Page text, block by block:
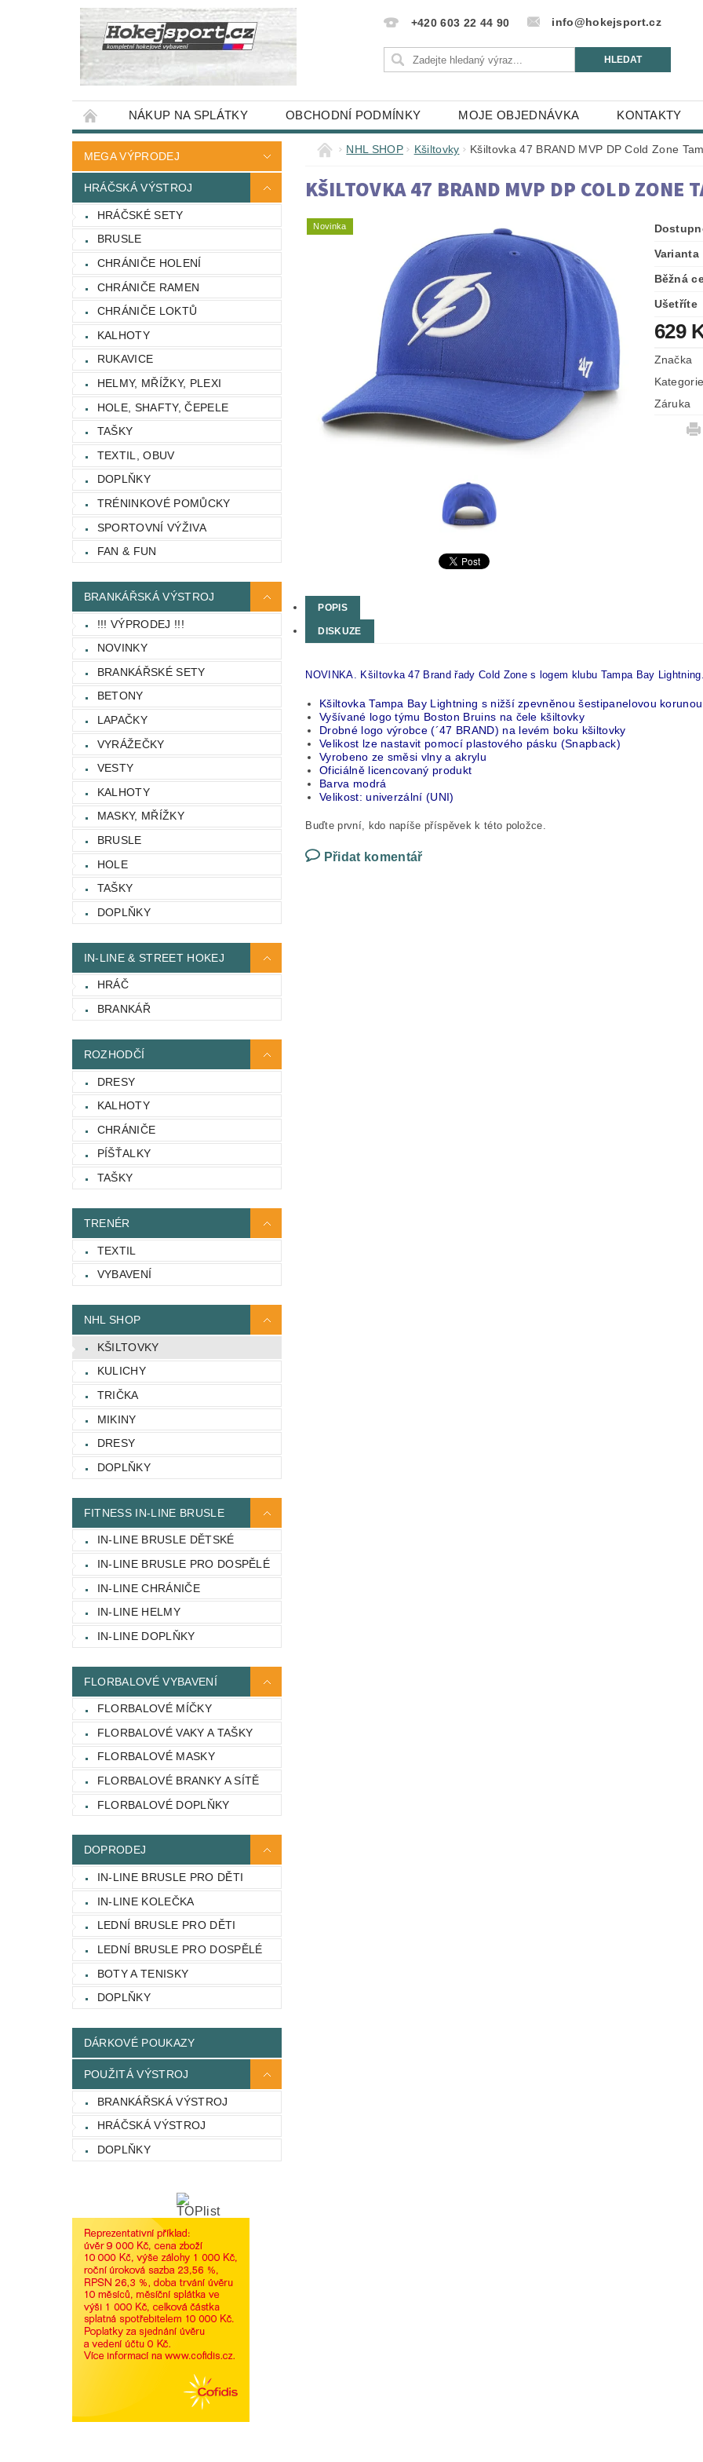
+420 603 22 44 90 info@hokejsport.cz
NÁKUP NA SPLÁTKY OBCHODNÍ PODMÍNKY MOJE OBJEDNÁVKA KONTAKTY
MEGA VÝPRODEJ
HRÁČSKÁ VÝSTROJ
HRÁČSKÉ SETY
BRUSLE
CHRÁNIČE HOLENÍ
CHRÁNIČE RAMEN
CHRÁNIČE LOKTŮ
KALHOTY
RUKAVICE
HELMY, MŘÍŽKY, PLEXI
HOLE, SHAFTY, ČEPELE
TAŠKY
TEXTIL, OBUV
DOPLŇKY
TRÉNINKOVÉ POMŮCKY
SPORTOVNÍ VÝŽIVA
FAN & FUN
BRANKÁŘSKÁ VÝSTROJ
!!! VÝPRODEJ !!!
NOVINKY
BRANKÁŘSKÉ SETY
BETONY
LAPAČKY
VYRÁŽEČKY
VESTY
KALHOTY
MASKY, MŘÍŽKY
BRUSLE
HOLE
TAŠKY
DOPLŇKY
IN-LINE & STREET HOKEJ
HRÁČ
BRANKÁŘ
ROZHODČÍ
DRESY
KALHOTY
CHRÁNIČE
PÍŠŤALKY
TAŠKY
TRENÉR
TEXTIL
VYBAVENÍ
NHL SHOP
KŠILTOVKY
KULICHY
TRIČKA
MIKINY
DRESY
DOPLŇKY
FITNESS IN-LINE BRUSLE
IN-LINE BRUSLE DĚTSKÉ
IN-LINE BRUSLE PRO DOSPĚLÉ
IN-LINE CHRÁNIČE
IN-LINE HELMY
IN-LINE DOPLŇKY
FLORBALOVÉ VYBAVENÍ
FLORBALOVÉ MÍČKY
FLORBALOVÉ VAKY A TAŠKY
FLORBALOVÉ MASKY
FLORBALOVÉ BRANKY A SÍTĚ
FLORBALOVÉ DOPLŇKY
DOPRODEJ
IN-LINE BRUSLE PRO DĚTI
IN-LINE KOLEČKA
LEDNÍ BRUSLE PRO DĚTI
LEDNÍ BRUSLE PRO DOSPĚLÉ
BOTY A TENISKY
DOPLŇKY
DÁRKOVÉ POUKAZY
POUŽITÁ VÝSTROJ
BRANKÁŘSKÁ VÝSTROJ
HRÁČSKÁ VÝSTROJ
DOPLŇKY
NHL SHOP Kšiltovky Kšiltovka 47 BRAND MVP DP Cold Zone
KŠILTOVKA 47 BRAND MVP DP COLD ZONE
Novinka
Varianta
Běžná
Ušetříte
629
Značka
Kategorie
Záruka
POPIS
DISKUZE
NOVINKA. Kšiltovka 47 Brand řady Cold Zone s logem klubu Tampa Bay Lightning.
Kšiltovka Tampa Bay Lightning s nižší zpevněnou šestipanelovou
Vyšívané logo týmu Boston Bruins na čele kšiltovky
Drobné logo výrobce (´47 BRAND) na levém boku kšiltovky
Velikost lze nastavit pomocí plastového pásku (Snapback)
Vyrobeno ze směsi vlny a akrylu
Oficiálně licencovaný produkt
Barva modrá
Velikost: univerzální (UNI)
Buďte první, kdo napíše příspěvek k této položce.
Přidat komentář